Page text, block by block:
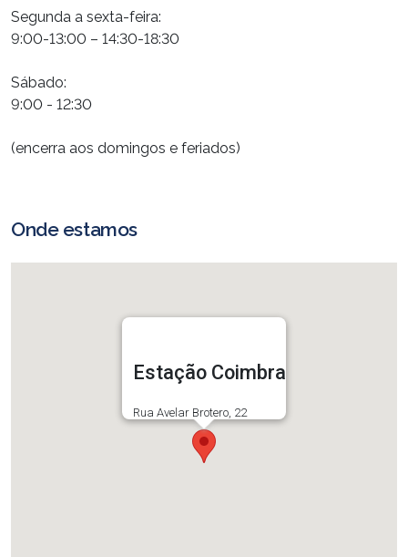
Segunda a sexta-feira:
9:00-13:00 – 14:30-18:30
Sábado:
9:00 - 12:30
(encerra aos domingos e feriados)
Onde estamos
Estação Coimbra
Rua Avelar Brotero, 22